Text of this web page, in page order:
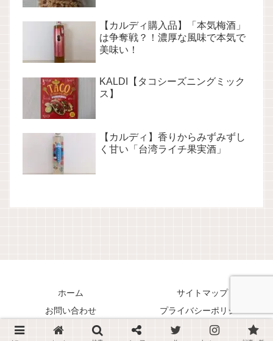
【カルディ購入品】「本気梅酒」
は争奪戦？！濃厚な風味で本気で
美味い！
KALDI【タコシーズニングミック
ス】
【カルディ】香りからみずみずし
く甘い「台湾ライチ果実酒」
ホーム
サイトマップ
お問い合わせ
プライバシーポリシー
Copyright © 2018-2026 くまリオのススメ！ All Rights Reserved.